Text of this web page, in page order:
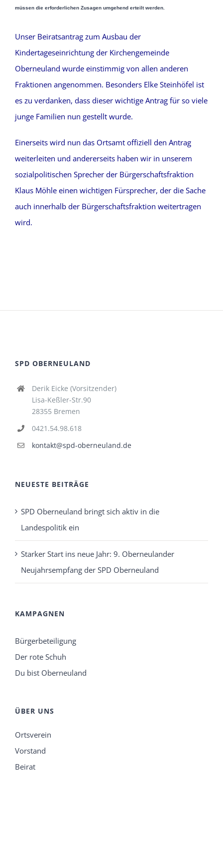
müssen die erforderlichen Zusagen umgehend erteilt werden.
Unser Beiratsantrag zum Ausbau der
Kindertageseinrichtung der Kirchengemeinde
Oberneuland wurde einstimmig von allen anderen
Fraktionen angenommen. Besonders Elke Steinhöfel ist
es zu verdanken, dass dieser wichtige Antrag für so viele
junge Familien nun gestellt wurde.
Einerseits wird nun das Ortsamt offiziell den Antrag
weiterleiten und andererseits haben wir in unserem
sozialpolitischen Sprecher der Bürgerschaftsfraktion
Klaus Möhle einen wichtigen Fürsprecher, der die Sache
auch innerhalb der Bürgerschaftsfraktion weitertragen
wird.
SPD OBERNEULAND
Derik Eicke (Vorsitzender)
Lisa-Keßler-Str.90
28355 Bremen
0421.54.98.618
kontakt@spd-oberneuland.de
NEUESTE BEITRÄGE
SPD Oberneuland bringt sich aktiv in die
Landespolitik ein
Starker Start ins neue Jahr: 9. Oberneulander
Neujahrsempfang der SPD Oberneuland
KAMPAGNEN
Bürgerbeteiligung
Der rote Schuh
Du bist Oberneuland
ÜBER UNS
Ortsverein
Vorstand
Beirat